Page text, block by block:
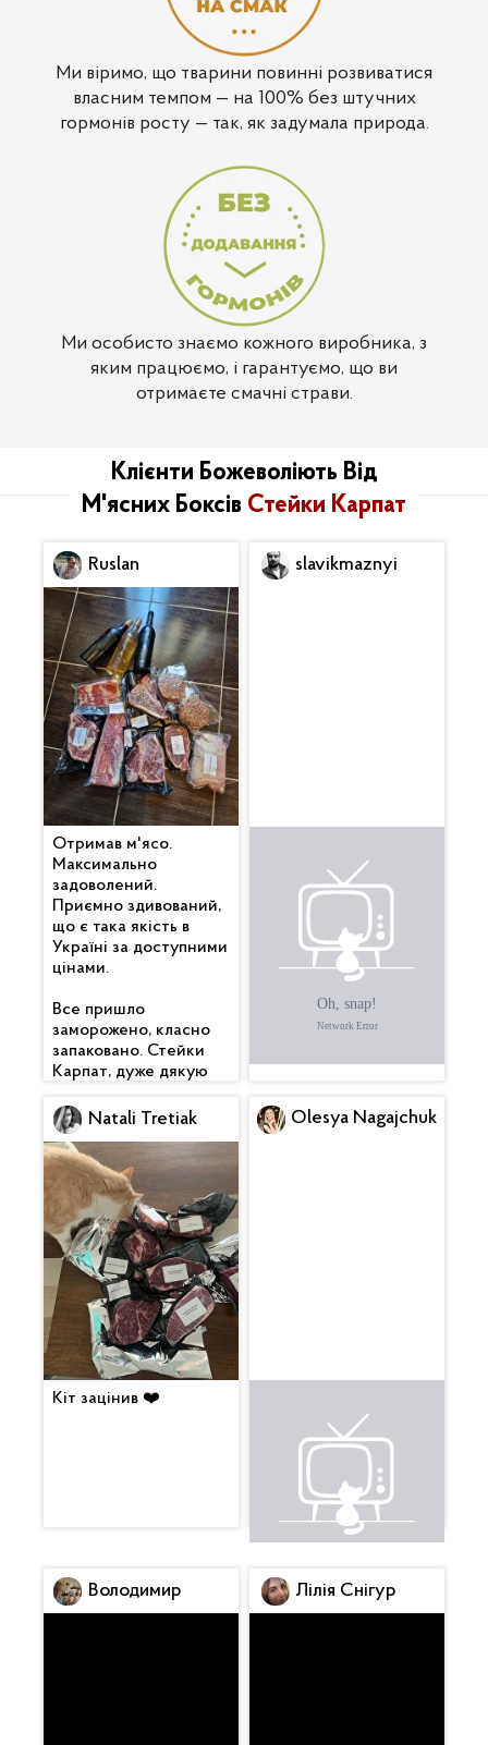
Ми віримо, що тварини повинні розвиватися
власним темпом — на 100% без штучних
гормонів росту — так, як задумала природа.
Ми особисто знаємо кожного виробника, з
яким працюємо, і гарантуємо, що ви
отримаєте смачні страви.
Клієнти Божеволіють Від
М'ясних Боксів Стейки Карпат
Отримав м'ясо.
Максимально
задоволений.
Приємно здивований,
що є така якість в
Україні за доступними
цінами.
Все пришло
заморожено, класно
запаковано. Стейки
Карпат, дуже дякую
Ruslan
Кіт зацінив ❤️
Natali Tretiak
Вкусняха. Будемо
смакувати з вином 😍
Olesya Nagajchuk
сподобалося. Гарно
упаковано. Бекончик
смачний 🥓 , вже
скоштував. Котлетки
піджарив теж — клас.
Дякую 🙏
slavikmaznyi
Володимир Лілія Снігур